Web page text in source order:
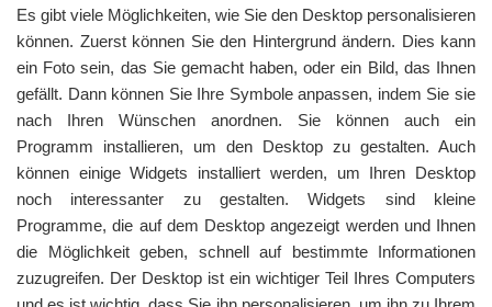
Es gibt viele Möglichkeiten, wie Sie den Desktop personalisieren
können. Zuerst können Sie den Hintergrund ändern. Dies kann
ein Foto sein, das Sie gemacht haben, oder ein Bild, das Ihnen
gefällt. Dann können Sie Ihre Symbole anpassen, indem Sie sie
nach Ihren Wünschen anordnen. Sie können auch ein
Programm installieren, um den Desktop zu gestalten. Auch
können einige Widgets installiert werden, um Ihren Desktop
noch interessanter zu gestalten. Widgets sind kleine
Programme, die auf dem Desktop angezeigt werden und Ihnen
die Möglichkeit geben, schnell auf bestimmte Informationen
zuzugreifen. Der Desktop ist ein wichtiger Teil Ihres Computers